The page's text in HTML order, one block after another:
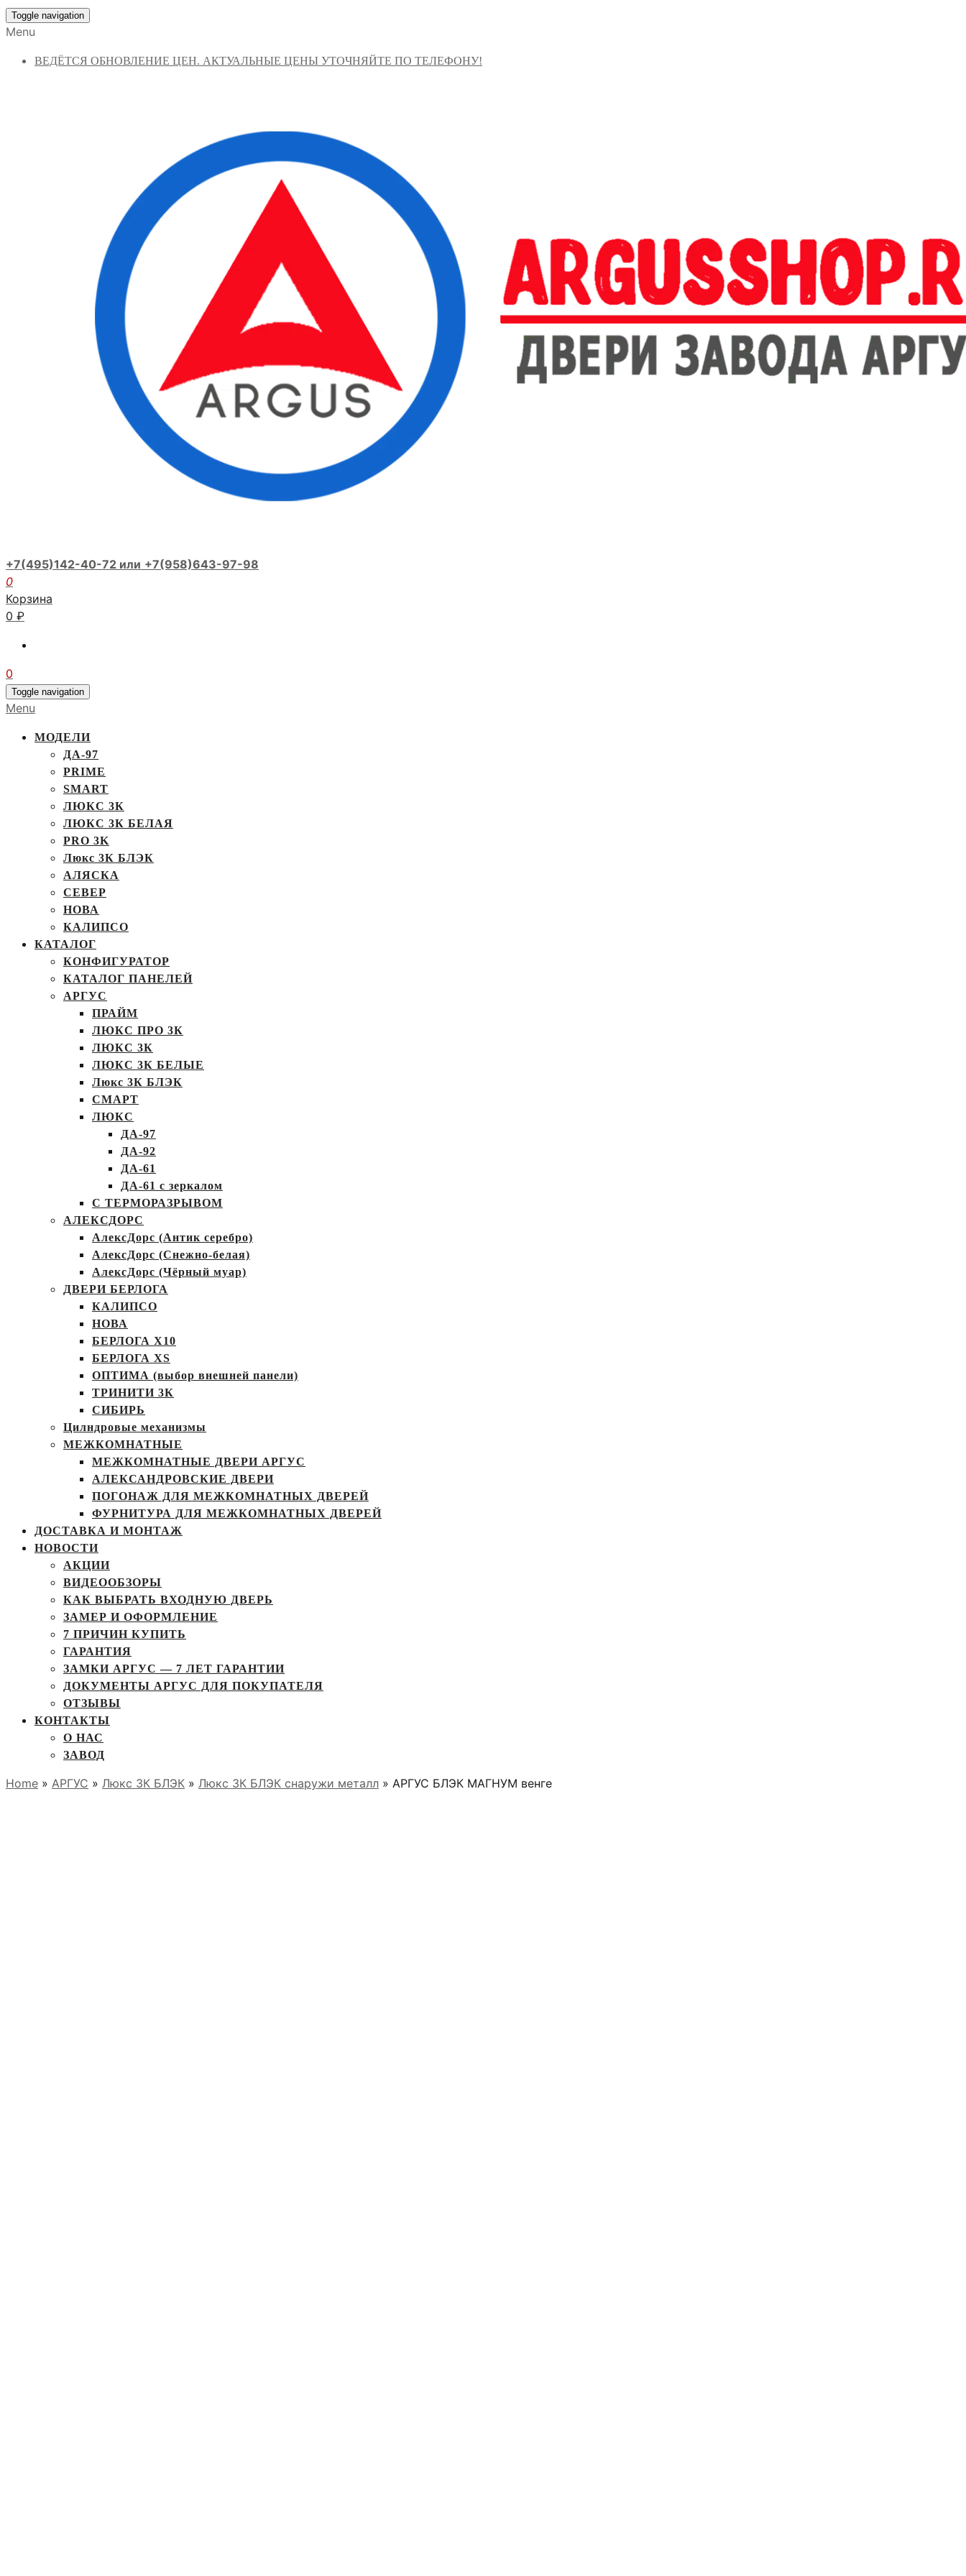
Toggle navigation
Menu
ВЕДЁТСЯ ОБНОВЛЕНИЕ ЦЕН. АКТУАЛЬНЫЕ ЦЕНЫ УТОЧНЯЙТЕ ПО ТЕЛЕФОНУ!
+7(495)142-40-72 или +7(958)643-97-98
0
Корзина
0 ₽
0
Toggle navigation
Menu
МОДЕЛИ
ДА-97
PRIME
SMART
ЛЮКС 3К
ЛЮКС 3К БЕЛАЯ
PRO 3K
Люкс 3К БЛЭК
АЛЯСКА
СЕВЕР
НОВА
КАЛИПСО
КАТАЛОГ
КОНФИГУРАТОР
КАТАЛОГ ПАНЕЛЕЙ
АРГУС
ПРАЙМ
ЛЮКС ПРО 3К
ЛЮКС 3К
ЛЮКС 3К БЕЛЫЕ
Люкс 3К БЛЭК
СМАРТ
ЛЮКС
ДА-97
ДА-92
ДА-61
ДА-61 с зеркалом
С ТЕРМОРАЗРЫВОМ
АЛЕКСДОРС
АлексДорс (Антик серебро)
АлексДорс (Снежно-белая)
АлексДорс (Чёрный муар)
ДВЕРИ БЕРЛОГА
КАЛИПСО
НОВА
БЕРЛОГА Х10
БЕРЛОГА XS
ОПТИМА (выбор внешней панели)
ТРИНИТИ 3К
СИБИРЬ
Цилндровые механизмы
МЕЖКОМНАТНЫЕ
МЕЖКОМНАТНЫЕ ДВЕРИ АРГУС
АЛЕКСАНДРОВСКИЕ ДВЕРИ
ПОГОНАЖ ДЛЯ МЕЖКОМНАТНЫХ ДВЕРЕЙ
ФУРНИТУРА ДЛЯ МЕЖКОМНАТНЫХ ДВЕРЕЙ
ДОСТАВКА И МОНТАЖ
НОВОСТИ
АКЦИИ
ВИДЕООБЗОРЫ
КАК ВЫБРАТЬ ВХОДНУЮ ДВЕРЬ
ЗАМЕР И ОФОРМЛЕНИЕ
7 ПРИЧИН КУПИТЬ
ГАРАНТИЯ
ЗАМКИ АРГУС — 7 ЛЕТ ГАРАНТИИ
ДОКУМЕНТЫ АРГУС ДЛЯ ПОКУПАТЕЛЯ
ОТЗЫВЫ
КОНТАКТЫ
О НАС
ЗАВОД
Home » АРГУС » Люкс 3К БЛЭК » Люкс 3К БЛЭК снаружи металл » АРГУС БЛЭК МАГНУМ венге